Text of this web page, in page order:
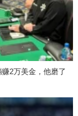
赚2万美金，他磨了